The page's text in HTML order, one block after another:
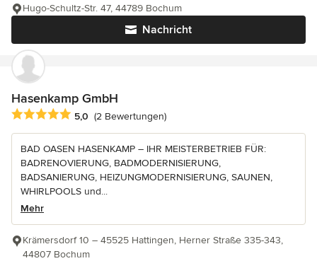
Nachricht
Hugo-Schultz-Str. 47, 44789 Bochum
Hasenkamp GmbH
Durchschnittliche Bewertung: 5 von 5 Sternen
5,0 (2 Bewertungen)
BAD OASEN HASENKAMP – IHR MEISTERBETRIEB FÜR:
BADRENOVIERUNG, BADMODERNISIERUNG,
BADSANIERUNG, HEIZUNGMODERNISIERUNG, SAUNEN,
WHIRLPOOLS und...
Mehr
Krämersdorf 10 – 45525 Hattingen, Herner Straße 335-343,
44807 Bochum